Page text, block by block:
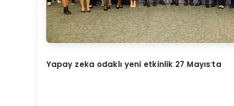
Yapay zeka odaklı yeni etkinlik 27 Mayıs’ta